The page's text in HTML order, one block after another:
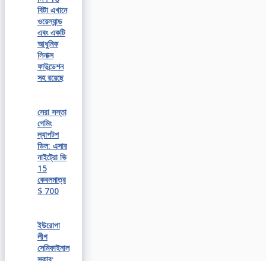
বিটা এখানে
ওয়েল্যান্ড
এবং একটি
আধুনিক
লিনাক্স
ফাউন্ডেশন
সহ রয়েছে
সেরা সস্তা
গেমিং
ল্যাপটপ
ডিল: এসার
নাইট্রো ভি
15
কেবলমাত্র
$ 700
ইউরোপা
লীগ
সেমিফাইনাল